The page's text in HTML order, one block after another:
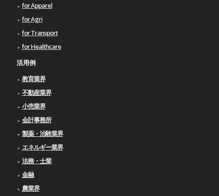
for Apparel
for Agri
for Transport
for Healthcare
活用例
教育業界
不動産業界
小売業界
会計事務所
製薬・治験業界
エネルギー業界
法務・士業
金融
農業界